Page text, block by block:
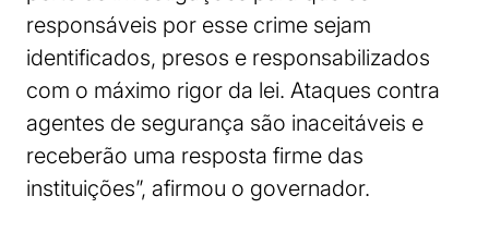
responsáveis por esse crime sejam
identificados, presos e responsabilizados
com o máximo rigor da lei. Ataques contra
agentes de segurança são inaceitáveis e
receberão uma resposta firme das
instituições”, afirmou o governador.